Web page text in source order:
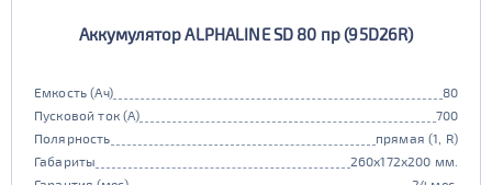
Аккумулятор ALPHALINE SD 80 пр (95D26R)
Емкость (Ач)
80
Пусковой ток (А)
700
Полярность
прямая (1, R)
Габариты
260x172x200 мм.